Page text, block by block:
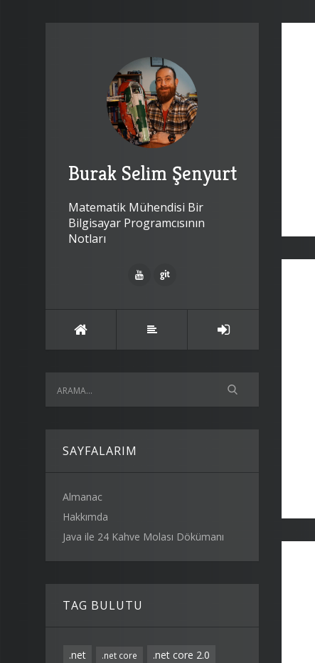
Burak Selim Şenyurt
Matematik Mühendisi Bir
Bilgisayar Programcısının
Notları
SAYFALARIM
Almanac
Hakkımda
Java ile 24 Kahve Molası Dökümanı
TAG BULUTU
.net .net core
.net core 2.0